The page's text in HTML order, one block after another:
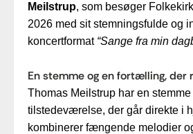
Meilstrup, som besøger
2026 med sit stemningsfulde og
koncertformat “Sange fra min
En stemme og en fortælling, der
Thomas Meilstrup har en stemme
tilstedeværelse, der går direkte i
kombinerer fængende melodier